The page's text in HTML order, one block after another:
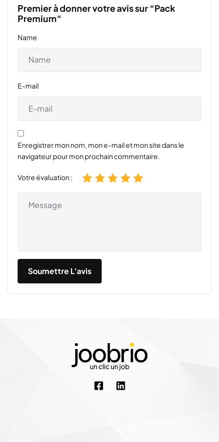
Premier à donner votre avis sur “Pack
Premium“
Name
E-mail
Enregistrer mon nom, mon e-mail et mon site dans le
navigateur pour mon prochain commentaire.
Votre évaluation :